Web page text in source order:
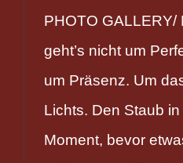
PHOTO GALLERY/
geht’s nicht um
um Präsenz. Um
Lichts. Den Staub
Moment, bevor